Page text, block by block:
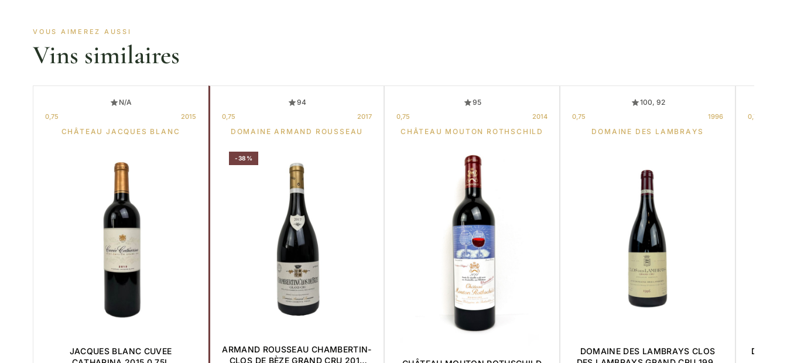
VOUS AIMEREZ AUSSI
Vins similaires
N/A
0,75 2015
CHÂTEAU JACQUES BLANC
JACQUES BLANC CUVEE
94
0,75 2017
DOMAINE ARMAND ROUSSEAU
-38%
ARMAND ROUSSEAU CHAMBERTIN-
CLOS DE BÈZE GRAND CRU 2017
95
0,75 2014
CHÂTEAU MOUTON ROTHSCHILD
100, 92
0,75 1996
DOMAINE DES LAMBRAYS
DOMAINE DES LAMBRAYS CLOS
0,75